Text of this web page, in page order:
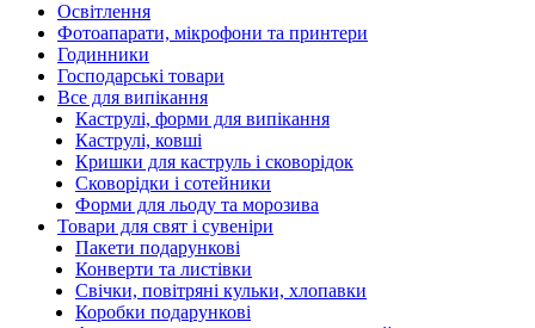
Освітлення
Фотоапарати, мікрофони та принтери
Годинники
Господарські товари
Все для випікання
Каструлі, форми для випікання
Каструлі, ковші
Кришки для каструль і сковорідок
Сковорідки і сотейники
Форми для льоду та морозива
Товари для свят і сувеніри
Пакети подарункові
Конверти та листівки
Свічки, повітряні кульки, хлопавки
Коробки подарункові